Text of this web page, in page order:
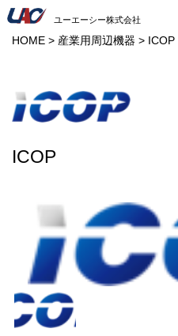
ユーエーシー株式会社
HOME > 産業用周辺機器 > ICOP
ICOP